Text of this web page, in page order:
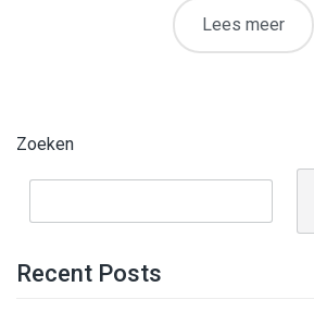
Lees meer
Zoeken
Recent Posts